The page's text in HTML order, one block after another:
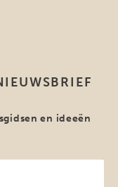
en ideeën